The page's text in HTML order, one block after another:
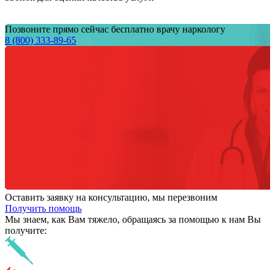
Позвоните прямо сейчас бесплатно врачу наркологу
8 (800) 333-89-65
Оставить заявку на консультацию, мы перезвоним
Получить помощь
Мы знаем, как Вам тяжело, обращаясь за помощью к нам Вы
получите: